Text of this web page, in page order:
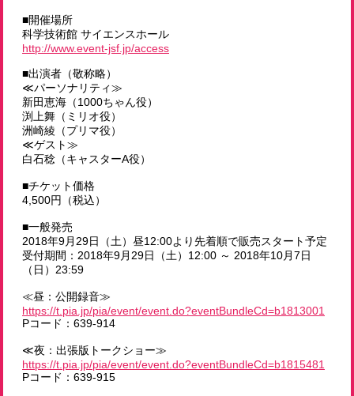
■開催場所
科学技術館 サイエンスホール
http://www.event-jsf.jp/access
■出演者（敬称略）
≪パーソナリティ≫
新田恵海（1000ちゃん役）
渕上舞（ミリオ役）
洲崎綾（プリマ役）
≪ゲスト≫
白石稔（キャスターA役）
■チケット価格
4,500円（税込）
■一般発売
2018年9月29日（土）昼12:00より先着順で販売スタート予定
受付期間：2018年9月29日（土）12:00 ～ 2018年10月7日
（日）23:59
≪昼：公開録音≫
https://t.pia.jp/pia/event/event.do?eventBundleCd=b1813001
Pコード：639-914
≪夜：出張版トークショー≫
https://t.pia.jp/pia/event/event.do?eventBundleCd=b1815481
Pコード：639-915